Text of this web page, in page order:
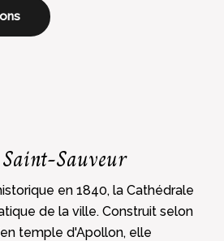
Sauveur
en 1840, la Cathédrale
de la ville. Construit selon
temple d'Apollon, elle